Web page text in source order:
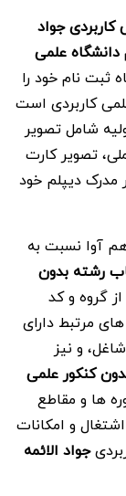
جواد
علمی
ثبت نام خود را
کاربردی است
شامل تصویر
تصویر کارت
مدرک دیپلم خود
آوا نسبت به
رشته بدون
گروه و كد
مرتبط دارای
و نيز
کنکور علمی
ها و مقاطع
و امكانات
جواد الائمه